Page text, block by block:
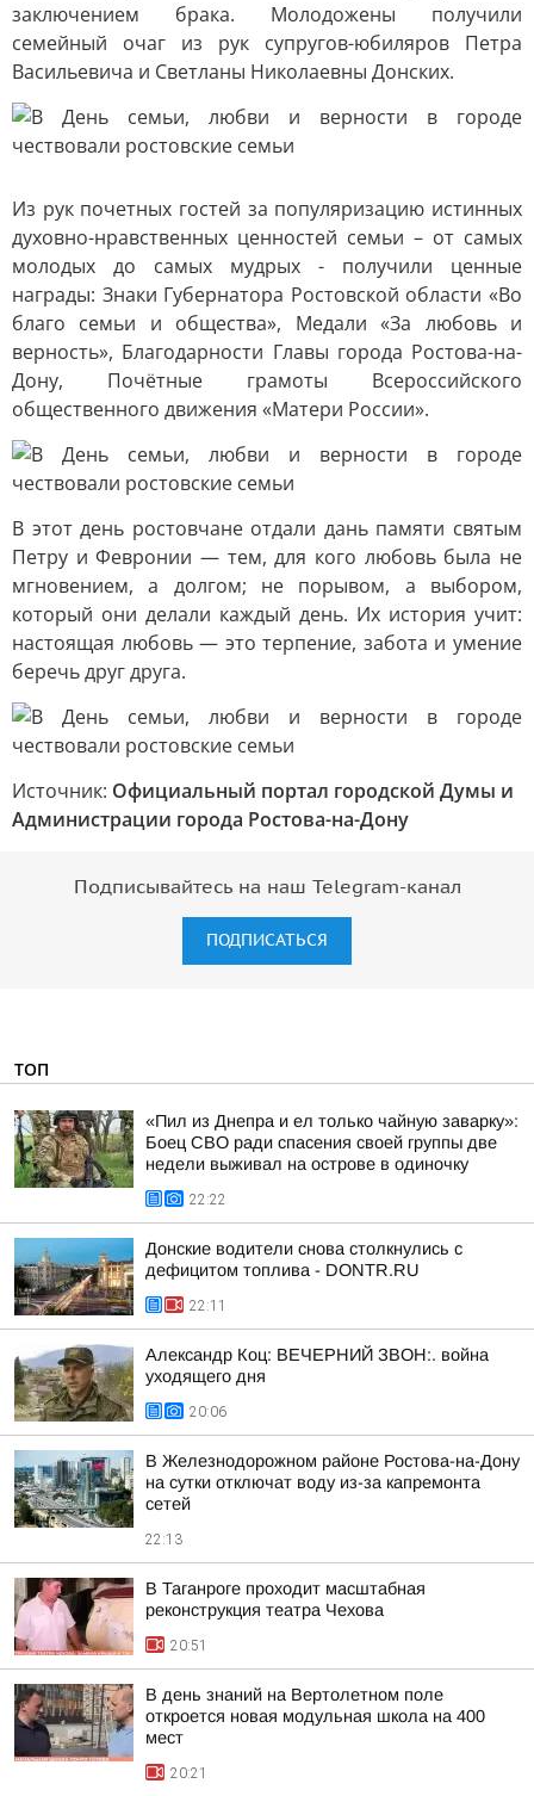
заключением брака. Молодожены получили
семейный очаг из рук супругов-юбиляров Петра
Васильевича и Светланы Николаевны Донских.
Из рук почетных гостей за популяризацию истинных
духовно-нравственных ценностей семьи – от самых
молодых до самых мудрых - получили ценные
награды: Знаки Губернатора Ростовской области «Во
благо семьи и общества», Медали «За любовь и
верность», Благодарности Главы города Ростова-на-
Дону, Почётные грамоты Всероссийского
общественного движения «Матери России».
В этот день ростовчане отдали дань памяти святым
Петру и Февронии — тем, для кого любовь была не
мгновением, а долгом; не порывом, а выбором,
который они делали каждый день. Их история учит:
настоящая любовь — это терпение, забота и умение
беречь друг друга.
Источник: Официальный портал городской Думы и
Администрации города Ростова-на-Дону
Подписывайтесь на наш Telegram-канал
ПОДПИСАТЬСЯ
ТОП
«Пил из Днепра и ел только чайную заварку»:
Боец СВО ради спасения своей группы две
недели выживал на острове в одиночку
22:22
Донские водители снова столкнулись с
дефицитом топлива - DONTR.RU
22:11
Александр Коц: ВЕЧЕРНИЙ ЗВОН:. война
уходящего дня
20:06
В Железнодорожном районе Ростова-на-Дону
на сутки отключат воду из-за капремонта
сетей
22:13
В Таганроге проходит масштабная
реконструкция театра Чехова
20:51
В день знаний на Вертолетном поле
откроется новая модульная школа на 400
мест
20:21